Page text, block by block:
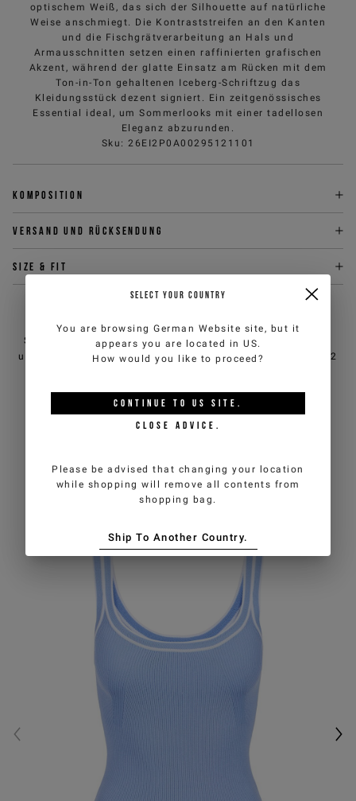
optischem Weiß, das sich der Silhouette auf natürliche
Weise anschmiegt. Die Kontraststreifen an den Kanten
und die Fischgrätverarbeitung an Hals und
Armausschnitten setzen einen raffinierten grafischen
Akzent, während der glatte Einsatz am Rücken mit dem
Ton-in-Ton gehaltenen Iceberg-Schriftzug das
Kleidungsstück dezent signiert. Ein zeitgenössisches
Essential ideal, um Sommerlooks mit einer tadellosen
Eleganz abzurunden.
Sku : 26EI2P0A00295121101
Komposition
Versand und Rücksendung
Size & fit
Sie können den Kundendienst von iceberg.com per E-Mail
unter
customercare@iceberg.com, wir antworten innerhalb von 2
DAS KÖNNTE IHNEN AUCH
SELECT YOUR COUNTRY
You are browsing German Website site, but it
appears you are located in US.
How would you like to proceed?
CONTINUE TO US SITE.
CLOSE ADVICE.
Please be advised that changing your location
while shopping will remove all contents from
shopping bag.
Ship To Another Country.